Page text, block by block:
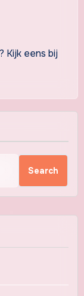
Kijk eens bij
Search